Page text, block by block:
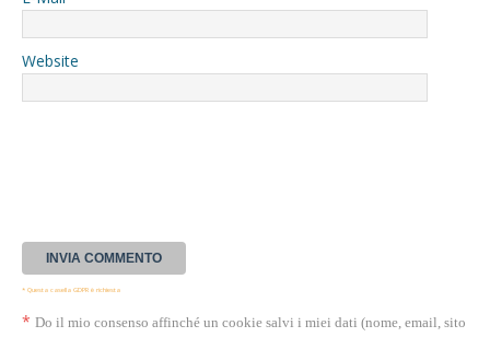
Website
* Questa casella GDPR è richiesta
* Do il mio consenso affinché un cookie salvi i miei dati (nome, email, sito